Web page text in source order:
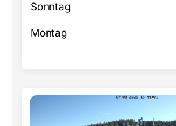
Sonntag
Montag